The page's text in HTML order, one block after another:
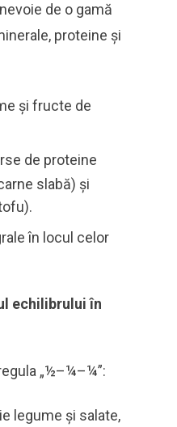
de o gamă
proteine și
și fructe de
de proteine
slabă) și
în locul celor
echilibrului în
„½–¼–¼”:
legume și salate,